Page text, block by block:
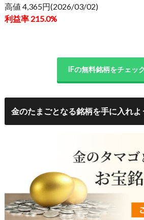
高値 4,365円(2026/03/02)
利益率 215.0%
IFの無料銘柄をチェッ
金のたまごとなる銘柄を手に入れよ